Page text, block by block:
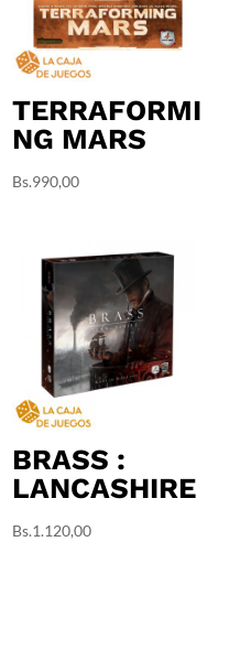
TERRAFORMI
NG MARS
Bs.990,00
BRASS :
LANCASHIRE
Bs.1.120,00